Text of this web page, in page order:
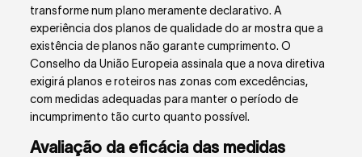
transforme num plano meramente declarativo. A
experiência dos planos de qualidade do ar mostra que a
existência de planos não garante cumprimento. O
Conselho da União Europeia assinala que a nova diretiva
exigirá planos e roteiros nas zonas com excedências,
com medidas adequadas para manter o período de
incumprimento tão curto quanto possível.
Avaliação da eficácia das medidas